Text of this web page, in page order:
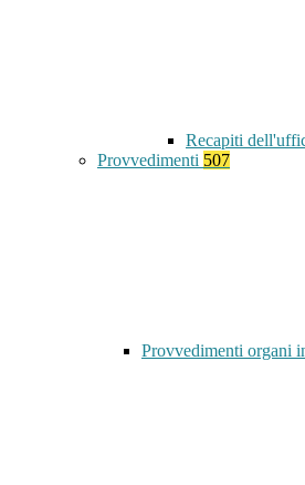
Recapiti
Provvedimenti 507
Provvedimenti organi